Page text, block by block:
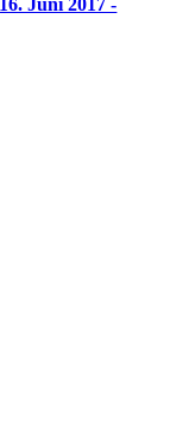
16. Juni 2017 -